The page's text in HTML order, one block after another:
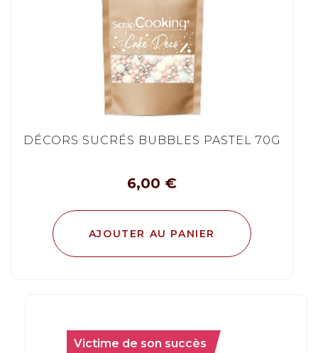
DÉCORS SUCRÉS BUBBLES PASTEL 70G
6,00 €
AJOUTER AU PANIER
Victime de son succès